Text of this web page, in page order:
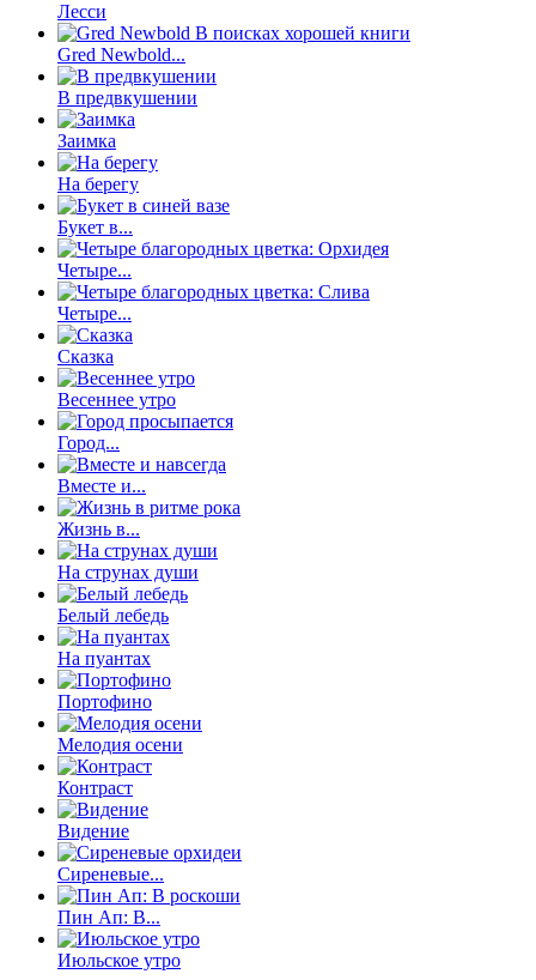
Лесси
Gred Newbold...
В предвкушении
Заимка
На берегу
Букет в...
Четыре...
Четыре...
Сказка
Весеннее утро
Город...
Вместе и...
Жизнь в...
На струнах души
Белый лебедь
На пуантах
Портофино
Мелодия осени
Контраст
Видение
Сиреневые...
Пин Ап: В...
Июльское утро